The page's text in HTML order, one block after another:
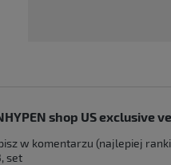
shop US
w komentarzu (najlepiej
set